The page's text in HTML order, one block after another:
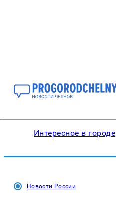
Интересное в городе
Новости России